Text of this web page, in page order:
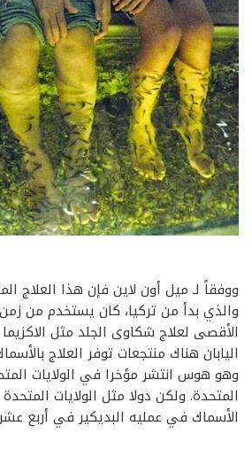
ووفقاً لـ ميل أون لاين فإن هذا العلاج
والذي بدأ من تركيا، كان يستخدم من
الأقصى لعلاج شكاوى الجلد مثل
اليابان هناك منتجعات توفر العلاج
وهو هوس انتشر مؤخرا في الولايات
المتحدة. ولكن دولا مثل الولايات
الأسماك في عمليه البديكير في أربع